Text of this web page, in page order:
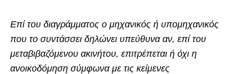
Επί του διαγράμματος ο μηχανικός ή υπομηχανικός
που το συντάσσει δηλώνει υπεύθυνα αν, επί του
μεταβιβαζόμενου ακινήτου, επιτρέπεται ή όχι η
ανοικοδόμηση σύμφωνα με τις κείμενες